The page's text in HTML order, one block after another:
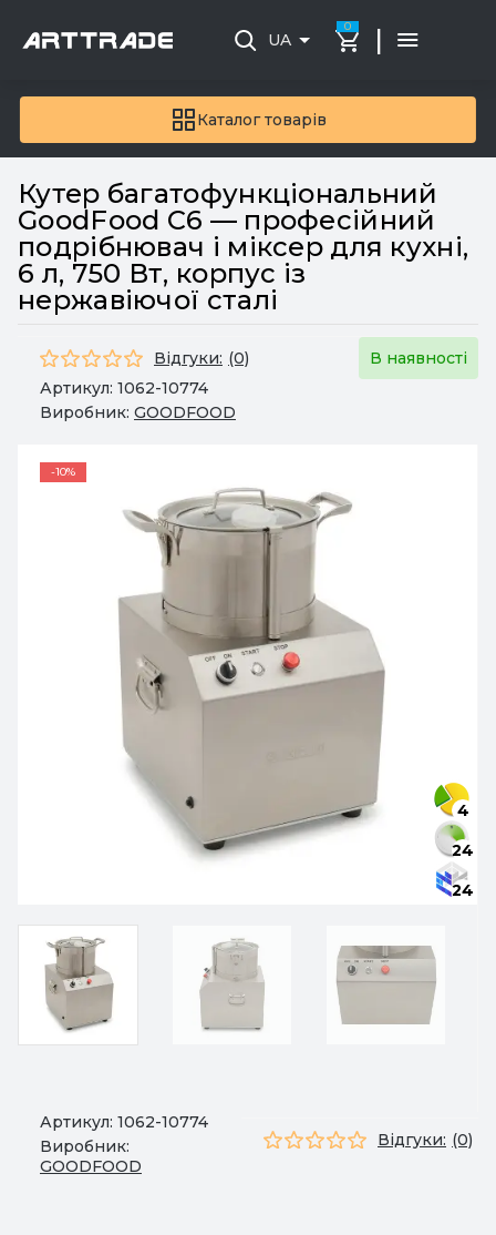
Каталог товарів
UA
0 |
Кутер багатофункціональний
GoodFood С6 — професійний
подрібнювач і міксер для кухні,
6 л, 750 Вт, корпус із
нержавіючої сталі
Відгуки: (0)
В наявності
Артикул: 1062-10774
Виробник: GOODFOOD
-10%
4
24
24
Артикул: 1062-10774
Виробник:
GOODFOOD
Відгуки: (0)